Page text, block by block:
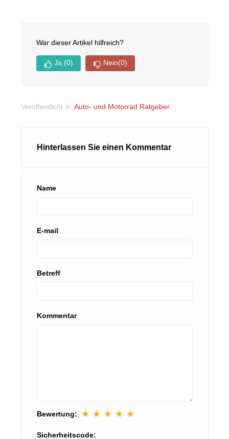
War dieser Artikel hilfreich?
Ja (0) Nein(0)
Veröffentlicht in: Auto- und Motorrad Ratgeber
Hinterlassen Sie einen Kommentar
Name
E-mail
Betreff
Kommentar
Bewertung: ★ ★ ★ ★ ★
Sicherheitscode: